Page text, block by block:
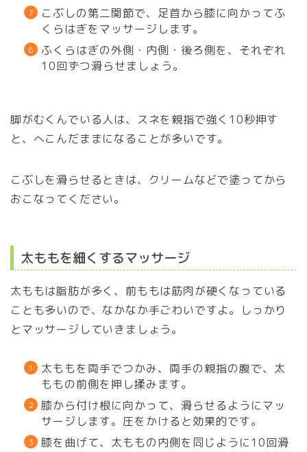
こぶしの第二関節で、足首から膝に向かってふ
くらはぎをマッサージします。
ふくらはぎの外側・内側・後ろ側を、それぞれ
10回ずつ滑らせましょう。
脚がむくんでいる人は、スネを親指で強く10秒押す
と、へこんだままになることが多いです。
こぶしを滑らせるときは、クリームなどで塗ってから
おこなってください。
太ももを細くするマッサージ
太ももは脂肪が多く、前ももは筋肉が硬くなっている
ことも多いので、なかなか手ごわいですよ。しっかり
とマッサージしていきましょう。
太ももを両手でつかみ、両手の親指の腹で、太
ももの前側を押し揉みます。
膝から付け根に向かって、滑らせるようにマッ
サージします。圧をかけると効果的です。
膝を曲げて、太ももの内側を同じように10回滑